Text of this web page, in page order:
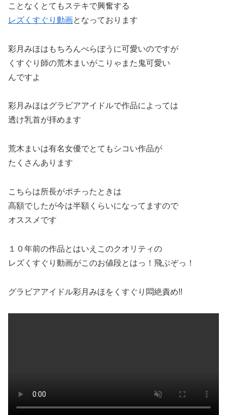
ことなくとてもステキで興奮する
レズくすぐり動画となっております
彩月みほはもちろんべらぼうに可愛いのですが
くすぐり師の荒木まいがこりゃまた鬼可愛い
んですよ
彩月みほはグラビアアイドルで作品によっては
透け乳首が拝めます
荒木まいは有名女優でとてもシコい作品が
たくさんあります
こちらは所長がポチったときは
高額でしたが今は半額くらいになってますので
オススメです
１０年前の作品とはいえこのクオリティの
レズくすぐり動画がこのお値段とはっ！飛ぶぞっ！
グラビアアイドル彩月みほをくすぐり悶絶責め!!